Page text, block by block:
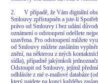
2. V případě, že Vám digitální
Smlouvy zpřístupněn a jste-li
právo od Smlouvy i bez udání
oznámení o odstoupení odešlete
uzavřena. Pro odstoupení můžete
od Smlouvy můžete zasláním
znění, na některou z mých
sídla), případně jakýmkoli
Odstoupit od Smlouvy, jejímž
odhlásíte z mé e-mailové databáze
který najdete na konci každého